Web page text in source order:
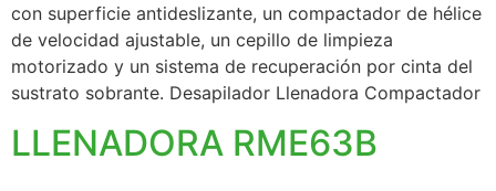
con superficie antideslizante, un compactador de hélice
de velocidad ajustable, un cepillo de limpieza
motorizado y un sistema de recuperación por cinta del
sustrato sobrante. Desapilador Llenadora Compactador
LLENADORA RME63B